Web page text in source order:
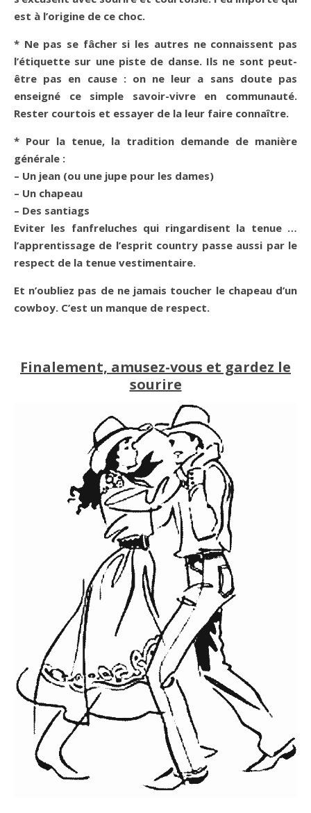
est à l’origine de ce choc.
* Ne pas se fâcher si les autres ne connaissent pas
l’étiquette sur une piste de danse. Ils ne sont peut-
être pas en cause : on ne leur a sans doute pas
enseigné ce simple savoir-vivre en communauté.
Rester courtois et essayer de la leur faire connaître.
* Pour la tenue, la tradition demande de manière
générale :
– Un jean (ou une jupe pour les dames)
– Un chapeau
– Des santiags
Eviter les fanfreluches qui ringardisent la tenue …
l’apprentissage de l’esprit country passe aussi par le
respect de la tenue vestimentaire.
Et n’oubliez pas de ne jamais toucher le chapeau d’un
cowboy. C’est un manque de respect.
Finalement, amusez-vous et gardez le
sourire